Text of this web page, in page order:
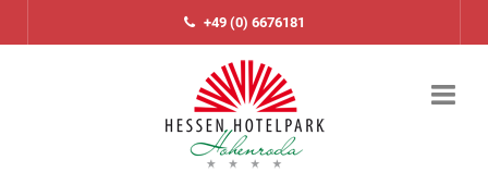
+49 (0) 6676181